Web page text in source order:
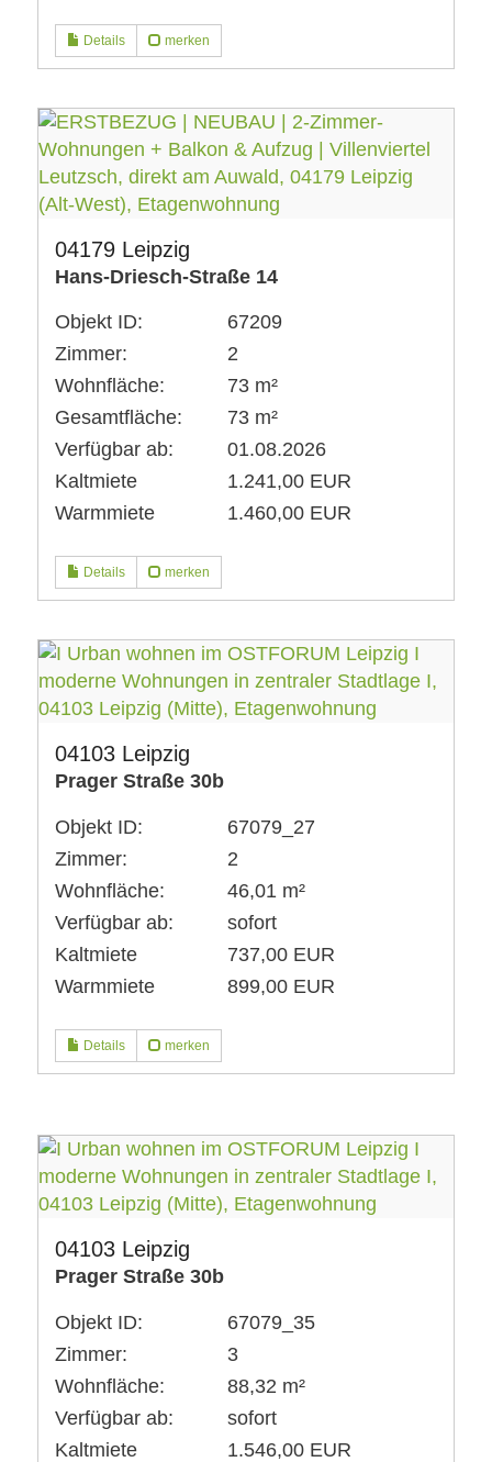
Details merken
04179 Leipzig
Hans-Driesch-Straße 14
Objekt ID:
67209
Zimmer:
2
Wohnfläche:
73 m²
Gesamtfläche:
73 m²
Verfügbar ab:
01.08.2026
Kaltmiete
1.241,00 EUR
Warmmiete
1.460,00 EUR
Details merken
04103 Leipzig
Prager Straße 30b
Objekt ID:
67079_27
Zimmer:
2
Wohnfläche:
46,01 m²
Verfügbar ab:
sofort
Kaltmiete
737,00 EUR
Warmmiete
899,00 EUR
Details merken
04103 Leipzig
Prager Straße 30b
Objekt ID:
67079_35
Zimmer:
3
Wohnfläche:
88,32 m²
Verfügbar ab:
sofort
Kaltmiete
1.546,00 EUR